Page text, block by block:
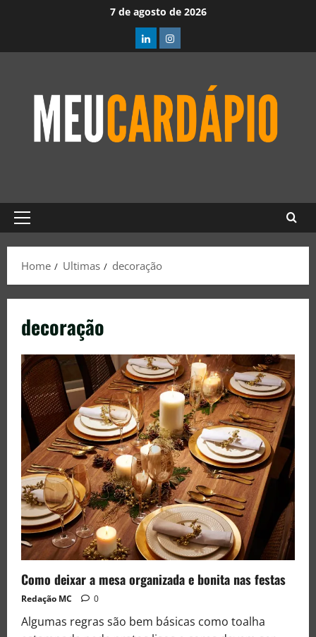
7 de agosto de 2026
Home Ultimas decoração
decoração
Como deixar a mesa organizada e bonita nas festas
Redação MC 0
Algumas regras são bem básicas como toalha